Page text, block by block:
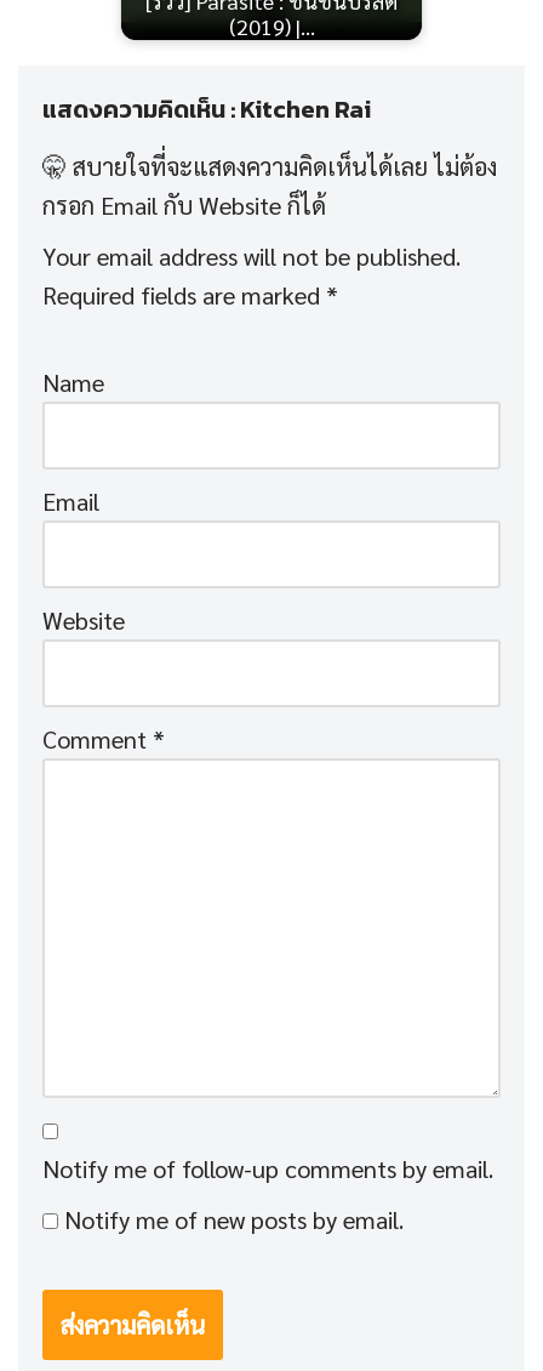
(2019) |…
แสดงความคิดเห็น : Kitchen Rai
Your email address will not be published.
Required fields are marked *
Name
Email
Website
Comment *
Notify me of follow-up comments by email.
Notify me of new posts by email.